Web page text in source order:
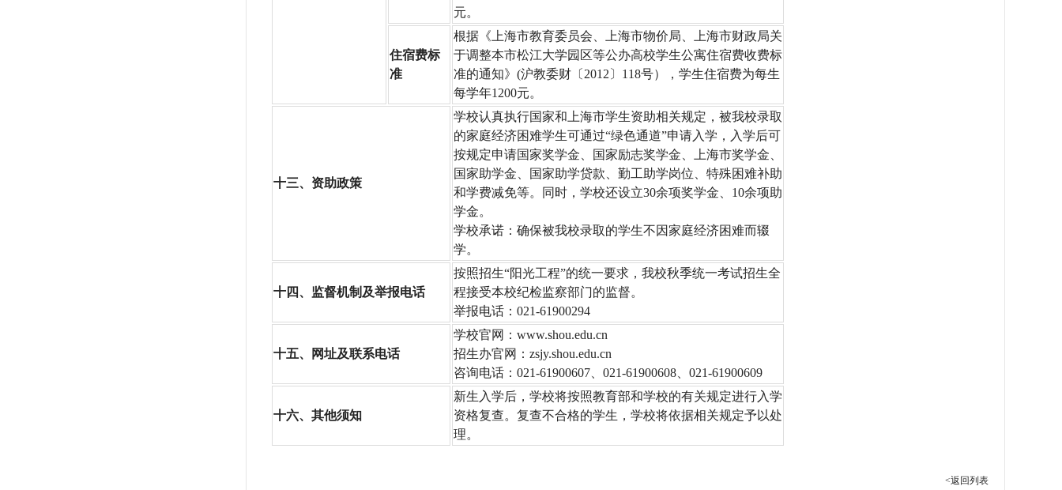
元。
住宿费标
准
根据《上海市教育委员会、上海市物价局、上海市财政局关
于调整本市松江大学园区等公办高校学生公寓住宿费收费标
准的通知》(沪教委财〔2012〕118号），学生住宿费为每生
每学年1200元。
十三、资助政策
学校认真执行国家和上海市学生资助相关规定，被我校录取
的家庭经济困难学生可通过“绿色通道”申请入学，入学后可
按规定申请国家奖学金、国家励志奖学金、上海市奖学金、
国家助学金、国家助学贷款、勤工助学岗位、特殊困难补助
和学费减免等。同时，学校还设立30余项奖学金、10余项助
学金。
学校承诺：确保被我校录取的学生不因家庭经济困难而辍
学。
十四、监督机制及举报电话
按照招生“阳光工程”的统一要求，我校秋季统一考试招生全
程接受本校纪检监察部门的监督。
举报电话：021-61900294
十五、网址及联系电话
学校官网：www.shou.edu.cn
招生办官网：zsjy.shou.edu.cn
咨询电话：021-61900607、021-61900608、021-61900609
十六、其他须知
新生入学后，学校将按照教育部和学校的有关规定进行入学
资格复查。复查不合格的学生，学校将依据相关规定予以处
理。
<返回列表